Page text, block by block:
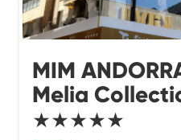
MIM
Melia
★★★★★